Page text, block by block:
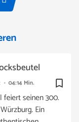
bookmark_border
04:14 Min.
feiert seinen 300.
Ein